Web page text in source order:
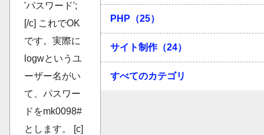
'パスワード';
[/c] これでOK
です。実際に
logwというユ
ーザー名がい
て、パスワー
ドをmk0098#
とします。 [c]
PHP（25）
サイト制作（24）
すべてのカテゴリ